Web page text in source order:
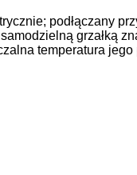
podłączany
grzałką
temperatura jego